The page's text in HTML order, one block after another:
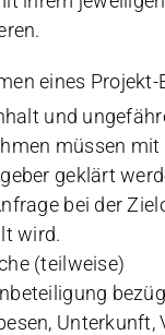
eines Projekt-
und
müssen mit
geklärt
bei der
wird.
(teilweise)
Unterkunft,